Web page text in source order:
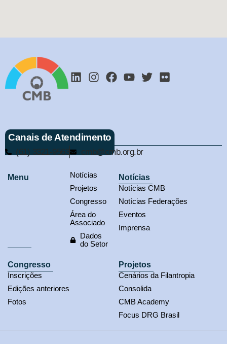
Canais de Atendimento
(61) 3321-9563 cmb@cmb.org.br
Menu
Notícias
Projetos
Congresso
Área do
Associado
Dados
do Setor
Notícias
Notícias CMB
Notícias Federações
Eventos
Imprensa
Congresso
Inscrições
Edições anteriores
Fotos
Projetos
Cenários da Filantropia
Consolida
CMB Academy
Focus DRG Brasil